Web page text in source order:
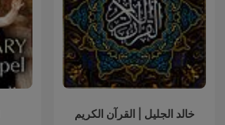
خالد الجليل | القرآن الكريم